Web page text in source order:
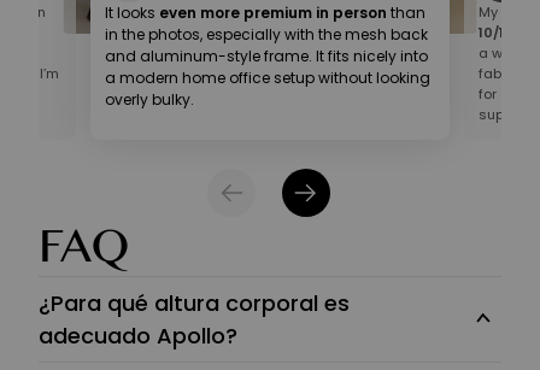
even
I’m
It looks even more premium in person than
in the photos, especially with the mesh back
and aluminum-style frame. It fits nicely into
a modern home office setup without looking
overly bulky.
My first
10/10
a well-
fabric
for an
FAQ
¿Para qué altura corporal es
adecuado Apollo?